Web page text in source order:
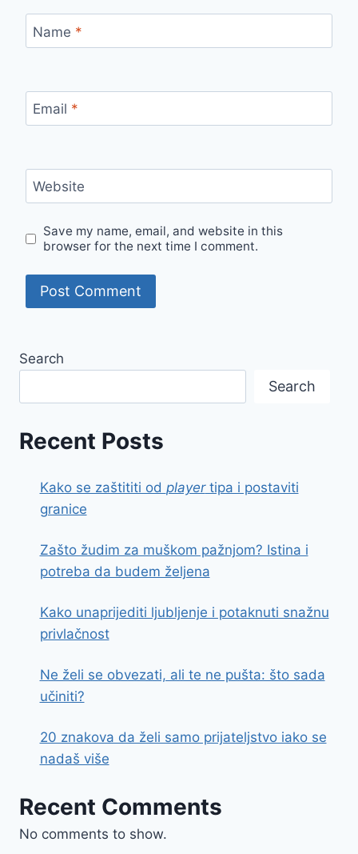
Name *
Email *
Website
Save my name, email, and website in this
browser for the next time I comment.
Search
Search
Recent Posts
Kako se zaštititi od playertipa i postaviti
granice
Zašto žudim za muškom pažnjom? Istina i
potreba da budem željena
Kako unaprijediti ljubljenje i potaknuti snažnu
privlačnost
Ne želi se obvezati, ali te ne pušta: što sada
učiniti?
20 znakova da želi samo prijateljstvo iako se
nadaš više
Recent Comments
No comments to show.